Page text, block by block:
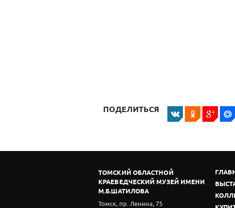
ПОДЕЛИТЬСЯ
ТОМСКИЙ ОБЛАСТНОЙ
КРАЕВЕДЧЕСКИЙ МУЗЕЙ ИМЕНИ
М.Б.ШАТИЛОВА
Томск, пр. Ленина, 75